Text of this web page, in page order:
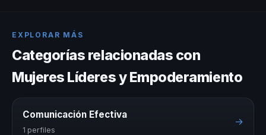
EXPLORAR MÁS
Categorías relacionadas con
Mujeres Líderes y Empoderamiento
Comunicación Efectiva
1 perfiles
→